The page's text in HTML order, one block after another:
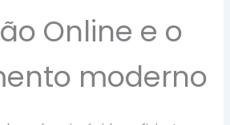
Online e o
moderno